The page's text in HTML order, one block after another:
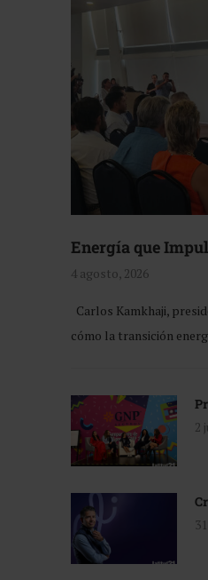
Energía que
4 agosto, 2026
Carlos Kamkhaji,
cómo la transición
2